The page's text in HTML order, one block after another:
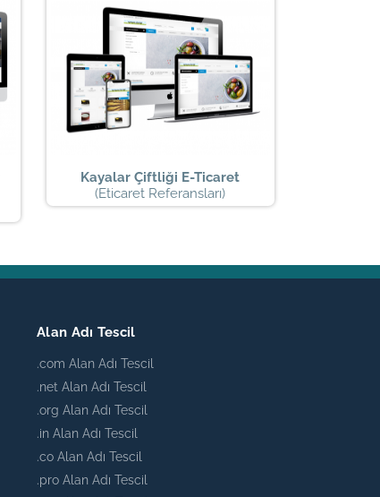
Kayalar Çiftliği E-Ticaret
(Eticaret Referansları)
Alan Adı Tescil
.com Alan Adı Tescil
.net Alan Adı Tescil
.org Alan Adı Tescil
.in Alan Adı Tescil
.co Alan Adı Tescil
.pro Alan Adı Tescil